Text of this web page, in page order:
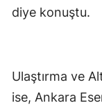
diye konuştu.
Ulaştırma ve
ise, Ankara